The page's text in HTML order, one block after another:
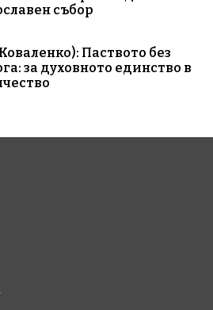
събор
Паството без
за духовното единство в